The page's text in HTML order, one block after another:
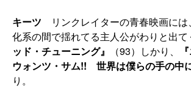
キーツ リンクレイターの青春映画には
化系の間で揺れてる主人公がわりと出て
ッド・チューニング』
（93）しかり、
ウォンツ・サム!! 世界は僕らの手の中に
り。